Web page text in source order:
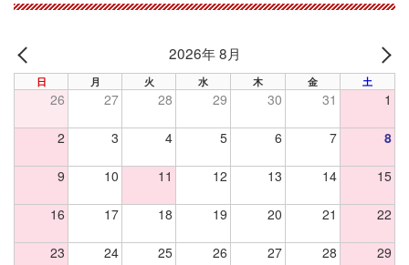
PREV
2026年 8月
日 月 火 水 木 金 土
26 27 28 29 30 31 1
2 3 4 5 6 7 8
9 10 11 12 13 14 15
16 17 18 19 20 21 22
23 24 25 26 27 28 29